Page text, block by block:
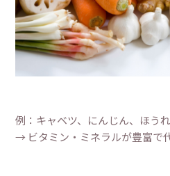
例：キャベツ、にんじん、ほう
→ ビタミン・ミネラルが豊富で